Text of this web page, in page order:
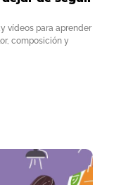
vídeos para aprender
composición y